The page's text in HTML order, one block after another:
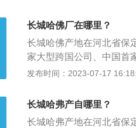
l涡轮增压发动机，最大
驱动形式为前置前驱。
长城哈佛厂在哪里？
长城哈佛产地在河北省保
家大型跨国公司、中国首
司30余家，员工3.3万余
力。2、长城汽车是第一
发布时间：2023-07-17
长城哈弗产自哪里？
长城哈弗产地在河北省保